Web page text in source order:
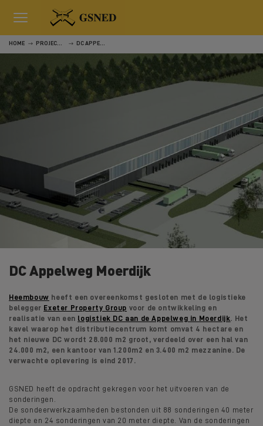
HOME PROJECTEN DC APPELWEG MOERDIJK
DC Appelweg Moerdijk
Heembouw heeft een overeenkomst gesloten met de logistieke
belegger Exeter Property Group voor de ontwikkeling en
realisatie van een logistiek DC aan de Appelweg in Moerdijk.
Het
kavel waarop het distributiecentrum komt omvat 4 hectare en
het nieuwe DC wordt 28.000 m2 groot, verdeeld over een hal van
24.000 m2, een kantoor van 1.200m2 en 3.400 m2 mezzanine. De
verwachte oplevering is eind 2017.
GSNED heeft de opdracht gekregen voor het uitvoeren van de
sonderingen.
De sondeerwerkzaamheden bestonden uit 88 sonderingen 40 meter
diepte en 24 sonderingen van 20 meter diepte. Van de sonderingen